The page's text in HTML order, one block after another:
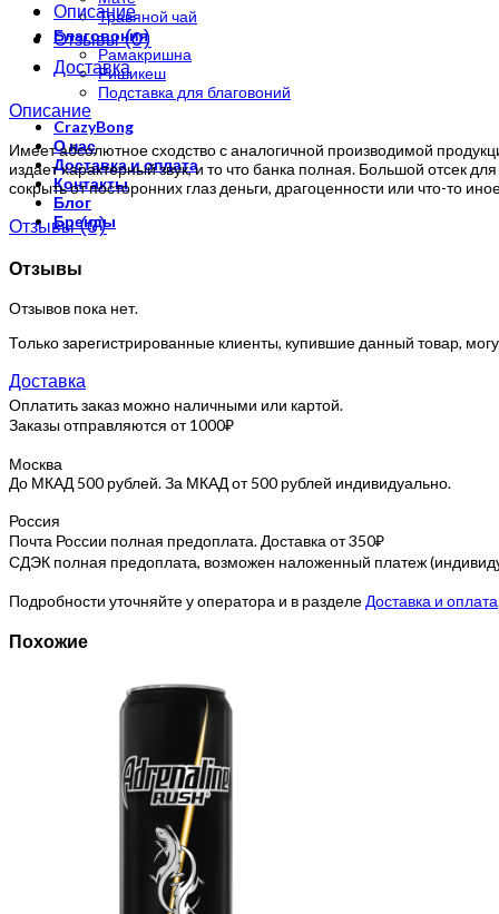
Травяной чай
Благовония
Рамакришна
Ришикеш
Подставка для благовоний
CrazyBong
О нас
Доставка и оплата
Контакты
Блог
Бренды
Описание
Отзывы (0)
Доставка
Описание
Имеет абсолютное сходство с аналогичной производимой
издает характерный звук, и то что банка полная. Большой отсек
сокрыть от посторонних глаз деньги, драгоценности или что-то
Отзывы (0)
Отзывы
Отзывов пока нет.
Только зарегистрированные клиенты, купившие данный товар,
Доставка
Оплатить заказ можно наличными или картой.
Заказы отправляются от 1000₽
Москва
До МКАД 500 рублей. За МКАД от 500 рублей индивидуально.
Россия
Почта России полная предоплата. Доставка от 350₽
СДЭК полная предоплата, возможен наложенный платеж
Подробности уточняйте у оператора и в разделе Доставка и оплата
Похожие